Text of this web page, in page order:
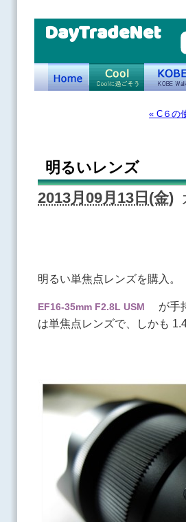
DayTradeNet
« C６の
明るいレンズ
2013月09月13日(金)
明るい単焦点レンズを購入。
EF16-35mm F2.8L USM
が手
は単焦点レンズで、しかも